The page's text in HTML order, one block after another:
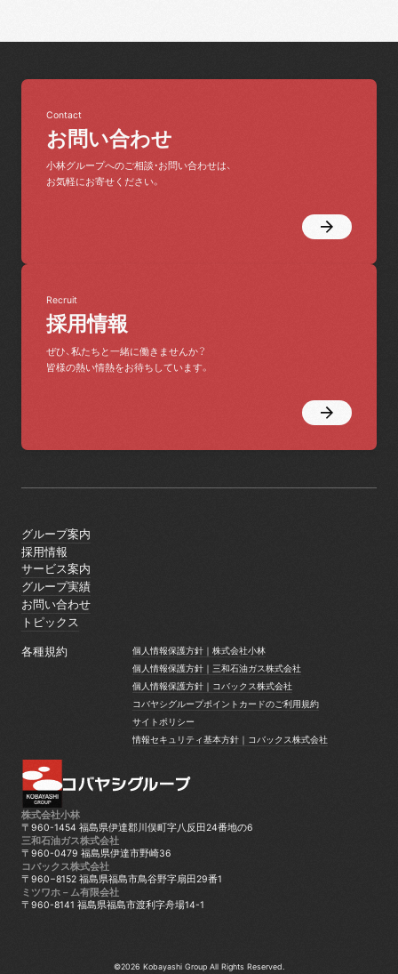
お問い合わせ
Contact
小林グループへのご相談・お問い合わせは、
お気軽にお寄せください。
採用情報
Recruit
ぜひ、私たちと一緒に働きませんか？
皆様の熱い情熱をお待ちしています。
株式会社小林
〒960-1454 福島県伊達郡川俣町字八反田24番地の6
三和石油ガス株式会社
〒960-0479 福島県伊達市野崎36
コバックス株式会社
〒960−8152 福島県福島市鳥谷野字扇田29番1
ミツワホ－ム有限会社
〒960-8141 福島県福島市渡利字舟場14-1
グループ案内
グループ案内
採用情報
採用情報
サービス案内
サービス案内
グループ実績
グループ実績
お問い合わせ
お問い合わせ
トピックス
各種規約
個人情報保護方針｜株式会社小林
個人情報保護方針｜株式会社小林
個人情報保護方針｜三和石油ガス株式会社
個人情報保護方針｜三和石油ガス株式会社
個人情報保護方針｜コバックス株式会社
個人情報保護方針｜コバックス株式会社
コバヤシグループポイントカードのご利用規約
コバヤシグループポイントカードのご利用規約
サイトポリシー
サイトポリシー
情報セキュリティ基本方針｜コバックス株式会社
©2026 Kobayashi Group All Rights Reserved.